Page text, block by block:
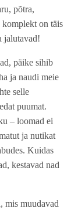
põtra,
komplekt on täis
jalutavad!
päike sihib
ja naudi meie
selle
puumat.
– loomad ei
ja nutikat
Kuidas
kestavad nad
mis muudavad